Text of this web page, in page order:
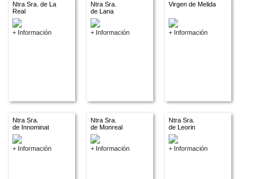
Ntra Sra. de La
Real
+ Información
Ntra Sra.
de Lana
+ Información
Virgen de Melida
+ Información
Ntra Sra.
de Innominat
+ Información
Ntra Sra.
de Monreal
+ Información
Ntra Sra.
de Leorin
+ Información